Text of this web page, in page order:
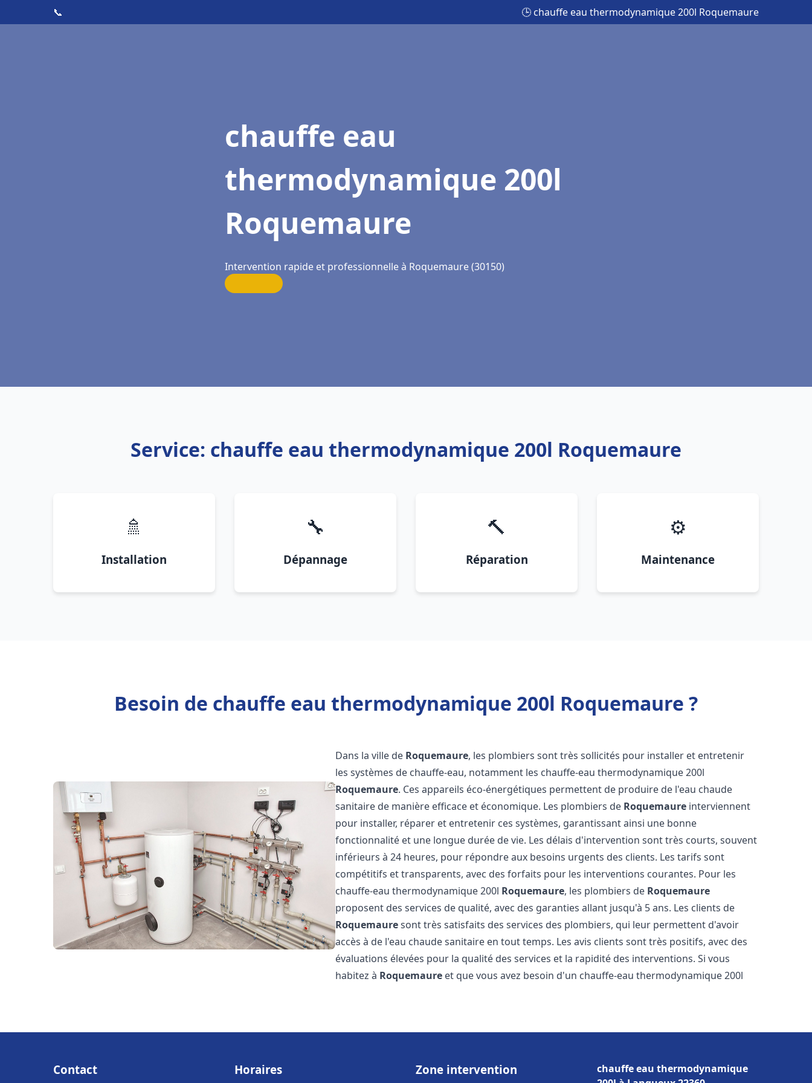
📞 🕒 chauffe eau thermodynamique 200l Roquemaure
chauffe eau
thermodynamique 200l
Roquemaure
Intervention rapide et professionnelle à Roquemaure (30150)
Service: chauffe eau thermodynamique 200l Roquemaure
🚿
Installation
🔧
Dépannage
🔨
Réparation
⚙️
Maintenance
Besoin de chauffe eau thermodynamique 200l Roquemaure ?
Dans la ville de Roquemaure, les plombiers sont très sollicités pour installer et entretenir
les systèmes de chauffe-eau, notamment les chauffe-eau thermodynamique 200l
Roquemaure. Ces appareils éco-énergétiques permettent de produire de l'eau chaude
sanitaire de manière efficace et économique. Les plombiers de Roquemaure interviennent
pour installer, réparer et entretenir ces systèmes, garantissant ainsi une bonne
fonctionnalité et une longue durée de vie. Les délais d'intervention sont très courts, souvent
inférieurs à 24 heures, pour répondre aux besoins urgents des clients. Les tarifs sont
compétitifs et transparents, avec des forfaits pour les interventions courantes. Pour les
chauffe-eau thermodynamique 200l Roquemaure, les plombiers de Roquemaure
proposent des services de qualité, avec des garanties allant jusqu'à 5 ans. Les clients de
Roquemauresont très satisfaits des services des plombiers, qui leur permettent d'avoir
accès à de l'eau chaude sanitaire en tout temps. Les avis clients sont très positifs, avec des
évaluations élevées pour la qualité des services et la rapidité des interventions. Si vous
habitez à Roquemaure et que vous avez besoin d'un chauffe-eau thermodynamique 200l
Contact Horaires Zone intervention
chauffe eau thermodynamique